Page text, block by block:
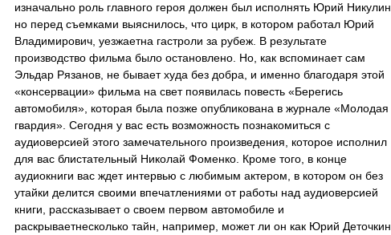
изначально роль главного героя должен был исполнять Юрий Никулин,
но перед съемками выяснилось, что цирк, в котором работал Юрий
Владимирович, уезжаетна гастроли за рубеж. В результате
производство фильма было остановлено. Но, как вспоминает сам
Эльдар Рязанов, не бывает худа без добра, и именно благодаря этой
«консервации» фильма на свет появилась повесть «Берегись
автомобиля», которая была позже опубликована в журнале «Молодая
гвардия». Сегодня у вас есть возможность познакомиться с
аудиоверсией этого замечательного произведения, которое исполнил
для вас блистательный Николай Фоменко. Кроме того, в конце
аудиокниги вас ждет интервью с любимым актером, в котором он без
утайки делится своими впечатлениями от работы над аудиоверсией
книги, рассказывает о своем первом автомобиле и
раскрываетнесколько тайн, например, может ли он как Юрий Деточкин